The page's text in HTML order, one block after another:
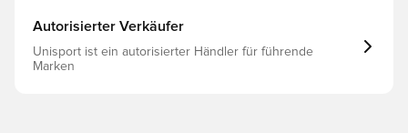
Autorisierter Verkäufer
Unisport ist ein autorisierter Händler für führende
Marken